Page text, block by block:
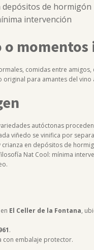
de hormigón
intervención
o momentos
comidas entre amigos,
para amantes del vino
autóctonas
viñedo se vinifica por
en depósitos de
Nat Cool: mínima
El Celler de la Fontana,
.
con embalaje protector.